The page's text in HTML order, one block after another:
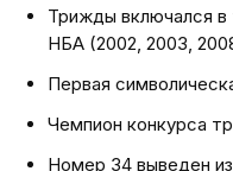
Трижды включался
НБА (2002, 2003,
Первая
Чемпион конкурса
Номер 34 выведен